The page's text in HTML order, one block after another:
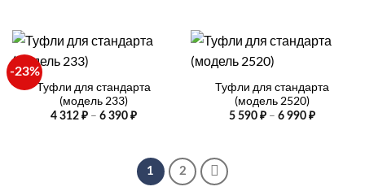
6
6
-23%
Туфли для стандарта
(модель 233)
4 312 ₽ – 6 390 ₽Диапазон
–
6
390 ₽
Туфли для стандарта
(модель 2520)
5 590 ₽ – 6 990 ₽Диапазон
1 2